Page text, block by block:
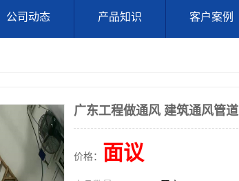
公司动态 产品知识 客户案例
广东工程做通风 建筑通风管道
价格： 面议